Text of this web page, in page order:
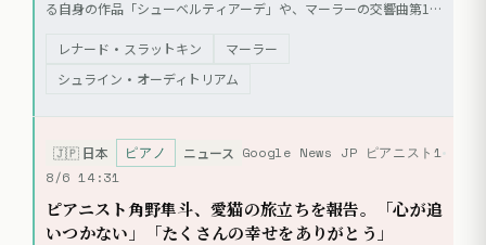
る自身の作品「シューベルティアーデ」や、マーラーの交響曲第1番
のプログラムにおける多様な作曲家の作品や、スラットキンの音楽的
背景についても言及されている。
レナード・スラットキン
マーラー
シュライン・オーディトリアム
🇯🇵 日本 ピアノ ニュース
Google News JP ピアニスト1
8/6 14:31
ピアニスト角野隼斗、愛猫の旅立ちを報告。「心が追
いつかない」「たくさんの幸せをありがとう」